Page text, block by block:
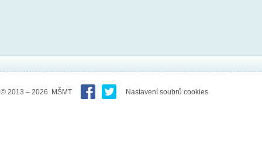
© 2013 – 2026 MŠMT Nastavení soubrů cookies